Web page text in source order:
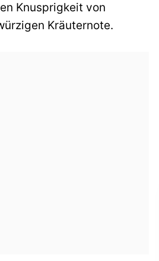
Knusprigkeit von
Kräuternote.